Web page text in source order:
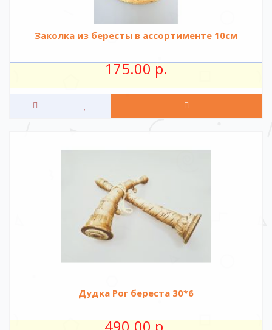
Заколка из бересты в ассортименте 10см
175.00 р.
Дудка Рог береста 30*6